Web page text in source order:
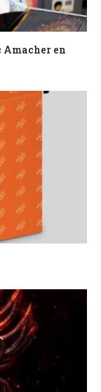
Amacher en